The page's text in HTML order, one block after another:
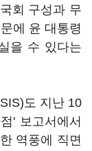
회 구성과 무
에 윤 대통령
을 수 있다는
도 지난 10
' 보고서에서
역풍에 직면